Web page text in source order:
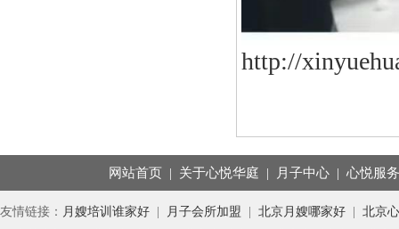
http://
网站首页| 关于心悦华庭 | 月子中心| 心悦服务
友情链接： 月嫂培训谁家好 月子会所加盟 北京月嫂哪家好
北京